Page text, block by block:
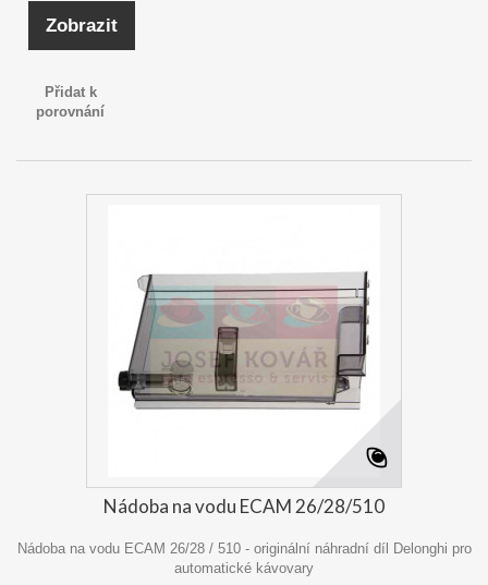
Zobrazit
Přidat k
porovnání
Nádoba na vodu ECAM 26/28/510
Nádoba na vodu ECAM 26/28 / 510 - originální náhradní díl Delonghi pro
automatické kávovary